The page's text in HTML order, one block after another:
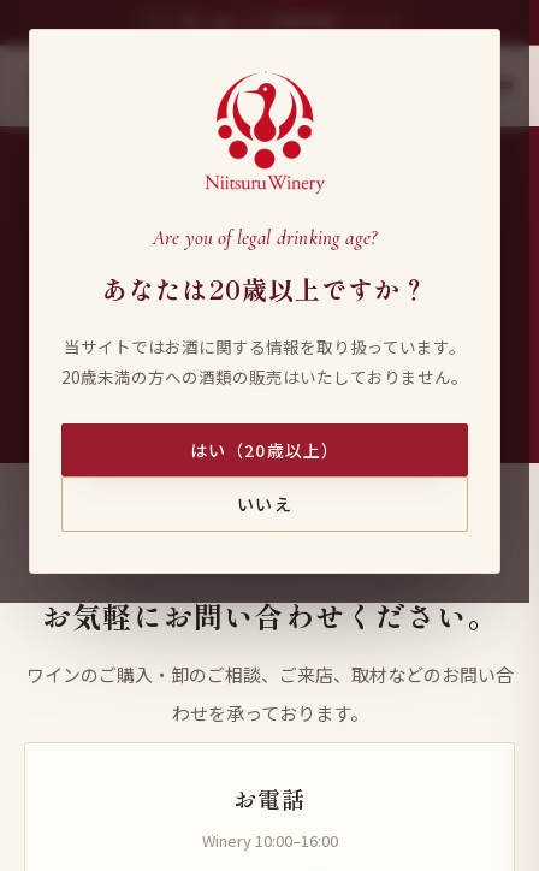
›
Are you of legal drinking age?
あなたは20歳以上ですか？
当サイトではお酒に関する情報を取り扱っています。
20歳未満の方への酒類の販売はいたしておりません。
はい（20歳以上）
いいえ
Contact
お問い合わせ
HOME/お問い合わせ
お気軽にお問い合わせください。
ワインのご購入・卸のご相談、ご来店、取材などのお問い合
わせを承っております。
お電話
Winery 10:00–16:00